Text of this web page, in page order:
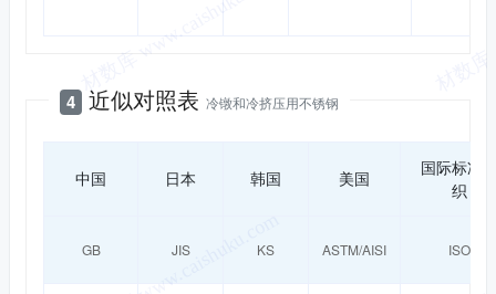
4 近似对照表 冷镦和冷挤压用不锈钢
中国 日本 韩国 美国
国际标准
织
GB JIS KS ASTM/AISI ISO